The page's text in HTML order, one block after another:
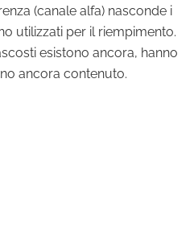
(canale alfa) nasconde i
utilizzati per il riempimento.
esistono ancora, hanno
ancora contenuto.